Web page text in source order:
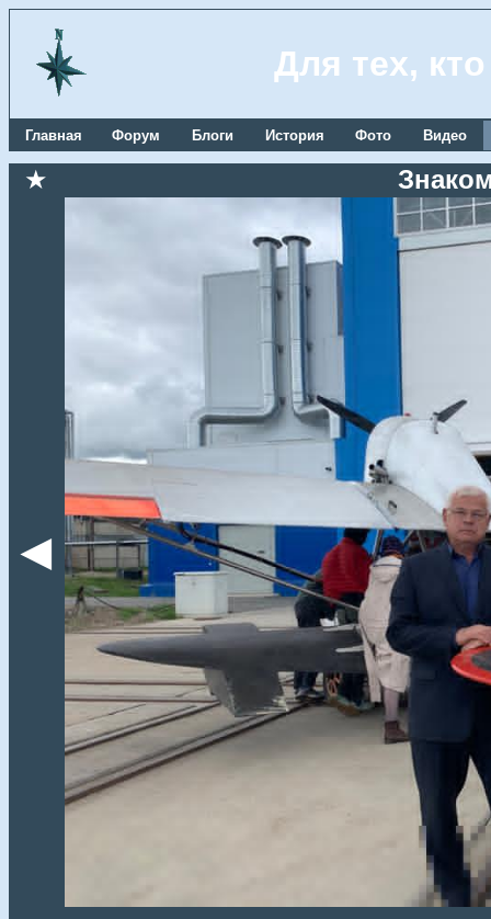
Для тех,
Главная Форум Блоги История Фото Видео
★
◄